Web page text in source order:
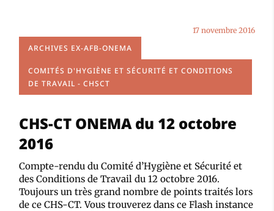
ARCHIVES EX-AFB-ONEMA
COMITÉS D'HYGIÈNE ET SÉCURITÉ ET CONDITIONS
DE TRAVAIL - CHSCT
17 novembre 2016
CHS-CT ONEMA du 12 octobre
2016
Compte-rendu du Comité d’Hygiène et Sécurité et
des Conditions de Travail du 12 octobre 2016.
Toujours un très grand nombre de points traités lors
de ce CHS-CT. Vous trouverez dans ce Flash instance